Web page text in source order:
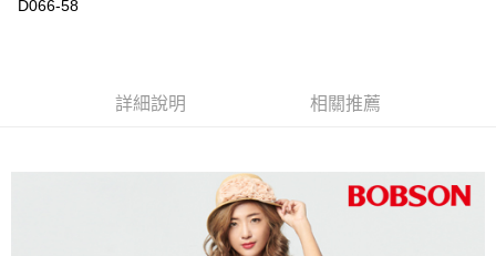
D066-58
詳細說明 相關推薦